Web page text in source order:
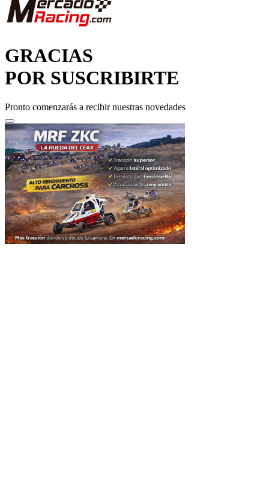
GRACIAS
POR SUSCRIBIRTE
Pronto comenzarás a recibir nuestras novedades